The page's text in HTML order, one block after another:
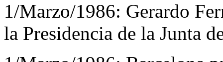
1/Marzo/1986: Gerardo
la Presidencia de la Junta